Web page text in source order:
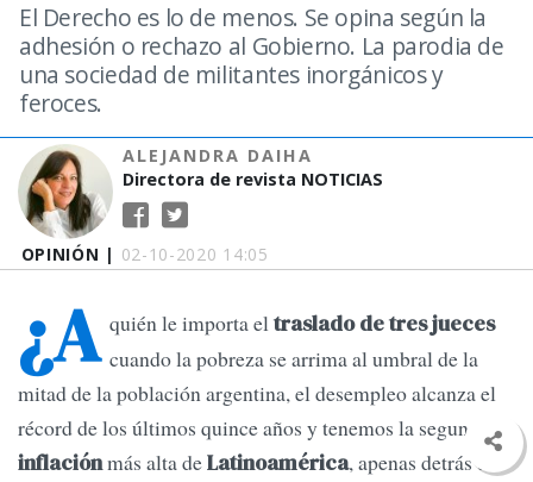
OPINIÓN | 02-10-2020 14:05
El Derecho es lo de menos. Se opina según la
adhesión o rechazo al Gobierno. La parodia de
una sociedad de militantes inorgánicos y
feroces.
ALEJANDRA DAIHA
Directora de revista NOTICIAS
¿A quién le importa eltraslado de tres jueces
cuando la pobreza se arrima al umbral de la
mitad de la población argentina, el desempleo alcanza el
récord de los últimos quince años y tenemos la segunda
inflaciónmás alta deLatinoamérica, apenas detrás de